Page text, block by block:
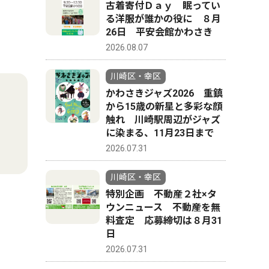
古着寄付Ｄａｙ 眠ってい
る洋服が誰かの役に ８月
26日 平安会館かわさき
2026.08.07
川崎区・幸区
かわさきジャズ2026 重鎮
から15歳の新星と多彩な顔
触れ 川崎駅周辺がジャズ
に染まる、11月23日まで
2026.07.31
川崎区・幸区
特別企画 不動産２社×タ
ウンニュース 不動産を無
料査定 応募締切は８月31
日
2026.07.31